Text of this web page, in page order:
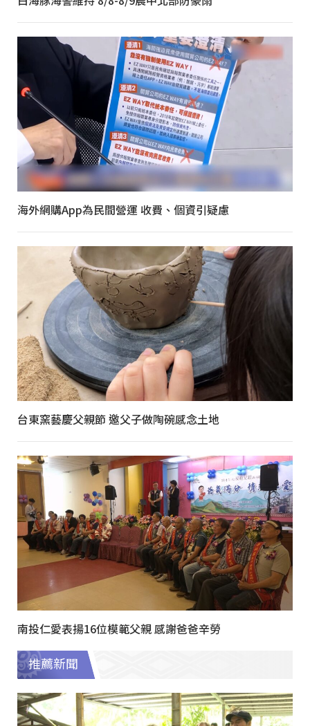
海外網購App為民間營運 收費、個資引疑慮
台東窯藝慶父親節 邀父子做陶碗感念土地
南投仁愛表揚16位模範父親 感謝爸爸辛勞
推薦新聞